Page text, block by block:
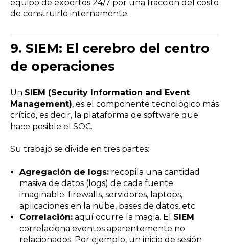
equipo de expertos 24/7 por una fracción del costo
de construirlo internamente.
9. SIEM: El cerebro del centro
de operaciones
Un SIEM (Security Information and Event
Management), es el componente tecnológico más
crítico, es decir, la plataforma de software que
hace posible el SOC.
Su trabajo se divide en tres partes:
Agregación de logs:recopila una cantidad
masiva de datos (logs) de cada fuente
imaginable: firewalls, servidores, laptops,
aplicaciones en la nube, bases de datos, etc.
Correlación:aquí ocurre la magia. El SIEM
correlaciona eventos aparentemente no
relacionados. Por ejemplo, un inicio de sesión